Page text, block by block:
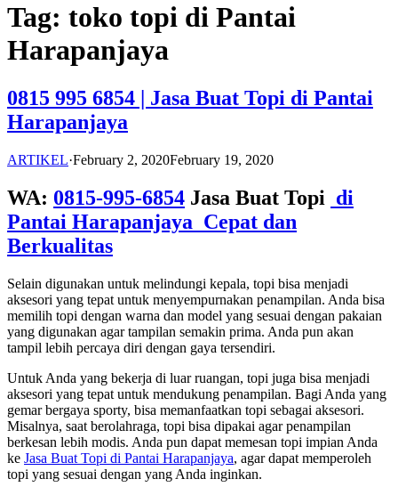
Tag: toko topi di Pantai
Harapanjaya
0815 995 6854 | Jasa Buat Topi di Pantai
Harapanjaya
ARTIKEL·February 2, 2020February 19, 2020
WA: 0815-995-6854 Jasa Buat Topi di
Pantai Harapanjaya Cepat dan
Berkualitas
Selain digunakan untuk melindungi kepala, topi bisa menjadi
aksesori yang tepat untuk menyempurnakan penampilan. Anda bisa
memilih topi dengan warna dan model yang sesuai dengan pakaian
yang digunakan agar tampilan semakin prima. Anda pun akan
tampil lebih percaya diri dengan gaya tersendiri.
Untuk Anda yang bekerja di luar ruangan, topi juga bisa menjadi
aksesori yang tepat untuk mendukung penampilan. Bagi Anda yang
gemar bergaya sporty, bisa memanfaatkan topi sebagai aksesori.
Misalnya, saat berolahraga, topi bisa dipakai agar penampilan
berkesan lebih modis. Anda pun dapat memesan topi impian Anda
ke Jasa Buat Topi di Pantai Harapanjaya, agar dapat memperoleh
topi yang sesuai dengan yang Anda inginkan.